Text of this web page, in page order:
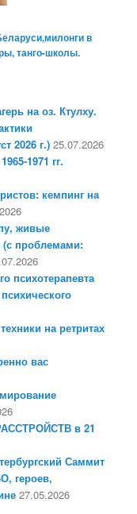
на оз. Ктулху.
2026 г.) 25.07.2026
1971 гг.
кемпинг на
живые
проблемами:
психотерапевта
на ретритах
вас
в 21
Саммит
героев,
27.05.2026